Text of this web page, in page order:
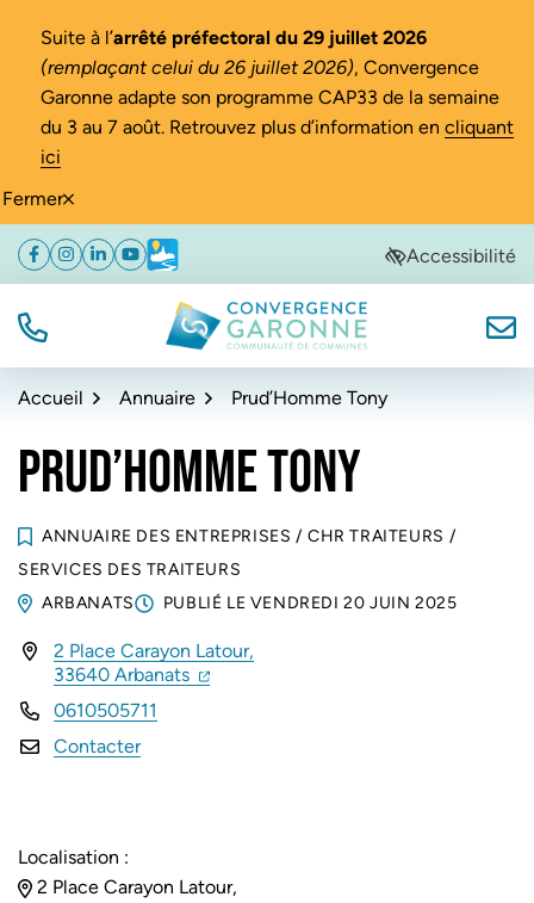
Fermer
Suite à l’arrêté préfectoral du 29 juillet 2026
(remplaçant celui du 26 juillet 2026), Convergence
Garonne adapte son programme CAP33 de la semaine
du 3 au 7 août. Retrouvez plus d’information en cliquant
ici
Aller
navigation
Aller
au
Aller
au
de
Facebook
(ouverture dans un nouvel onglet)
Instagram
(ouverture dans un nouvel onglet)
Linkedin
(ouverture dans un nouvel onglet)
YouTube
(ouverture dans un nouvel onglet)
Météo
(ouverture dans un nouvel onglet)Accessibilité
TÉL. Convergence Garonne
Accueil Annuaire Prud’Homme Tony
PRUD’HOMME TONY
ANNUAIRE DES ENTREPRISES / CHR TRAITEURS /
SERVICES DES TRAITEURS
ARBANATS
PUBLIÉ LE VENDREDI 20 JUIN 2025
INFOS UTILES
2 Place Carayon Latour,
33640 Arbanats (ouverture dans un nouvel onglet)
(ouverture dans un nouvel onglet)
0610505711
Contacter
Localisation :
2 Place Carayon Latour,